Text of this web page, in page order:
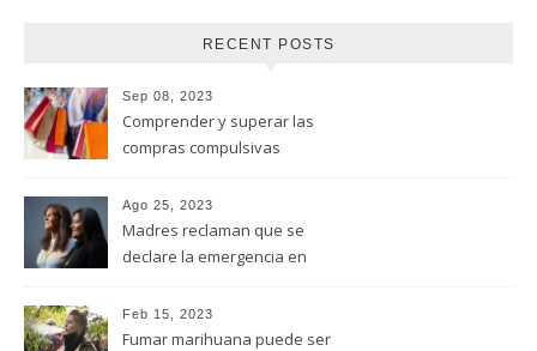
RECENT POSTS
Sep 08, 2023
Comprender y superar las
compras compulsivas
Ago 25, 2023
Madres reclaman que se
declare la emergencia en
Feb 15, 2023
Fumar marihuana puede ser